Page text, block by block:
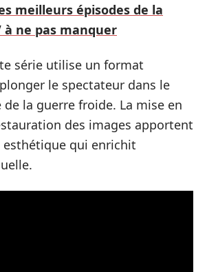
meilleurs épisodes de la
à ne pas manquer
série utilise un format
le spectateur dans le
la guerre froide. La mise en
des images apportent
qui enrichit